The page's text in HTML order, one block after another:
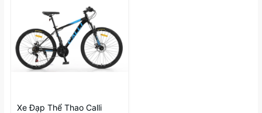
Xe Đạp Thể Thao Calli